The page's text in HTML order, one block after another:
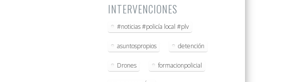
INTERVENCIONES
#noticias #policía local #plv
asuntospropios detención
Drones formacionpolicial